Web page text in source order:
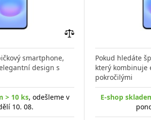
porovnání
smartphone,
design s
> 10 ks, odešleme v
10. 08.
Pokud hledáte
který kombinuje
pokročilými
E-shop